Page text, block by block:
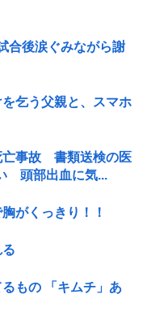
合後涙ぐみながら謝
乞う父親と、スマホ
亡事故 書類送検の医
頭部出血に気...
がくっきり！！
もの 「キムチ」あ